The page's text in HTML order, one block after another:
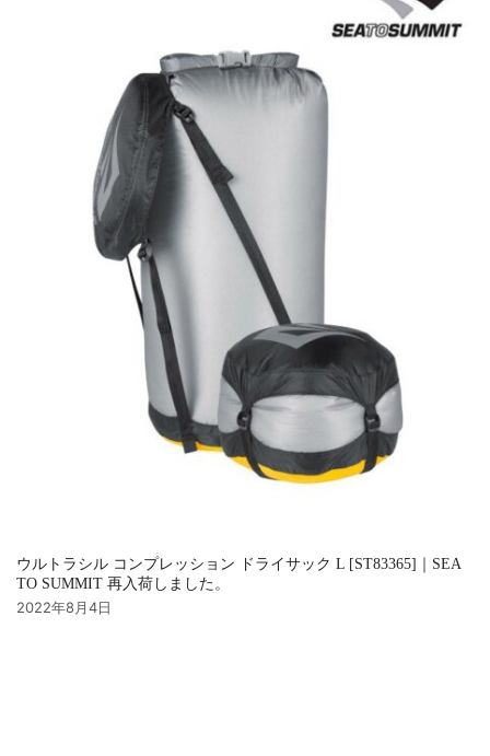
ウルトラシル コンプレッション ドライサック L [ST83365]｜SEA
TO SUMMIT 再入荷しました。
2022年8月4日